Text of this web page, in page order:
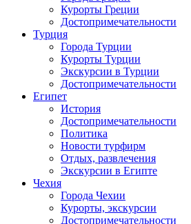
Курорты Греции
Достопримечательности
Турция
Города Турции
Курорты Турции
Экскурсии в Турции
Достопримечательности
Египет
История
Достопримечательности
Политика
Новости турфирм
Отдых, развлечения
Экскурсии в Египте
Чехия
Города Чехии
Курорты, экскурсии
Достопримечательности